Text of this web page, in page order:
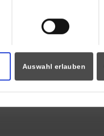
Auswahl erlauben